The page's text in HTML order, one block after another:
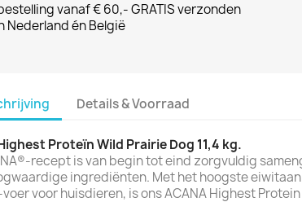
vanaf € 60,- GRATIS verzonden
Nederland én België
Details & Voorraad
Proteïn Wild Prairie Dog 11,4 kg.
recept is van begin tot eind zorgvuldig
ingrediënten. Met het hoogste
voer voor huisdieren, is ons ACANA Highest